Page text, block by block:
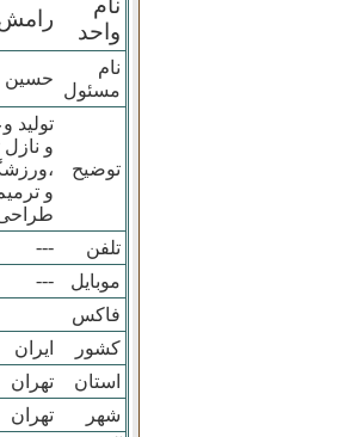
نام
واحد
رامش
نام
مسئول
حسین
توضیح
تولید
و
و
تلفن
---
موبایل
---
فاکس
کشور
ایران
استان
تهران
شهر
تهران